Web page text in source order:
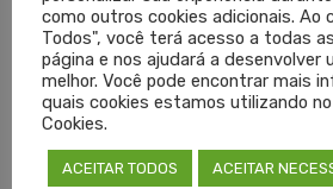
Planejamento Estratégico
Criado em consonância
atribuições do Cremers, o
Estratégico é um instrumento
que estabelece os
como outros cookies adicionais. Ao
Todos", você terá acesso a todas
página e nos ajudará a desenvolver
melhor. Você pode encontrar mais
quais cookies estamos utilizando
Cookies.
ACEITAR TODOS ACEITAR